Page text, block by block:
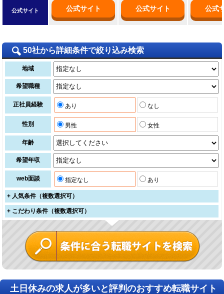
公式サイト 公式サイト 公式サイト 公式
50社から詳細条件で絞り込み検索
地域
希望職種
正社員経験 あり なし
性別 男性 女性
年齢
希望年収
web面談 指定なし あり
+ 人気条件（複数選択可）
+ こだわり条件（複数選択可）
土日休みの求人が多いと評判のおすすめ転職サイト